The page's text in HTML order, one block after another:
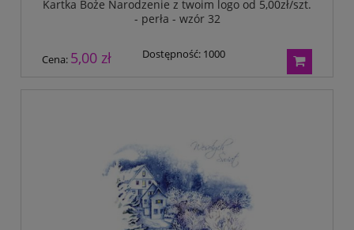
Kartka Boże Narodzenie z twoim logo od 5,00zł/szt.
- perła - wzór 32
Cena: 5,00 zł Dostępność: 1000